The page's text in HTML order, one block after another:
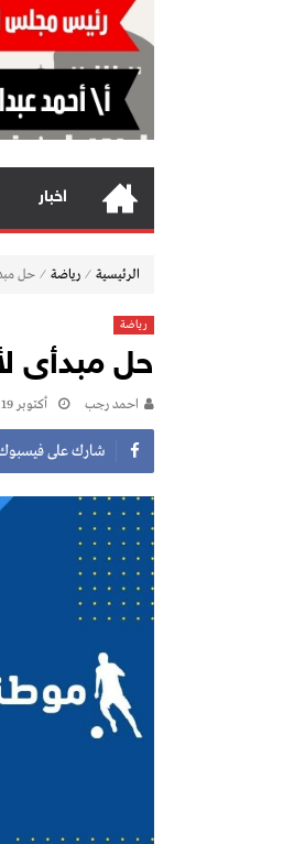
اخبار
الرئيسية ⁄ رياضة ⁄ حل
رياضة
حل مبدأى
احمد رجب أكتوبر 19, 2025
شارك على